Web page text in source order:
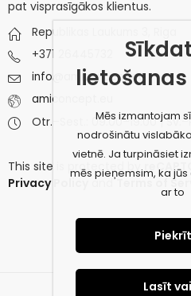
pat visprasīgākos klientus.
Republikas Laukums 3, Riga
+371 26445732
info@amiconcept.eu
amiconcept.eu
Otr.–Sest.: 09:00–19:00 |
This site is protected by
Privacy Policy
and Terms of
Mēs izmantojam
nodrošinātu
vietnē. Ja turpināsiet
mēs pieņemsim, ka
ar to
Lasīt